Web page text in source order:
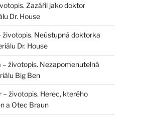
Zazářil jako doktor
Dr. House
životopis. Neústupná doktorka
Dr. House
– životopis. Nezapomenutelná
Big Ben
– životopis. Herec, kterého
a Otec Braun